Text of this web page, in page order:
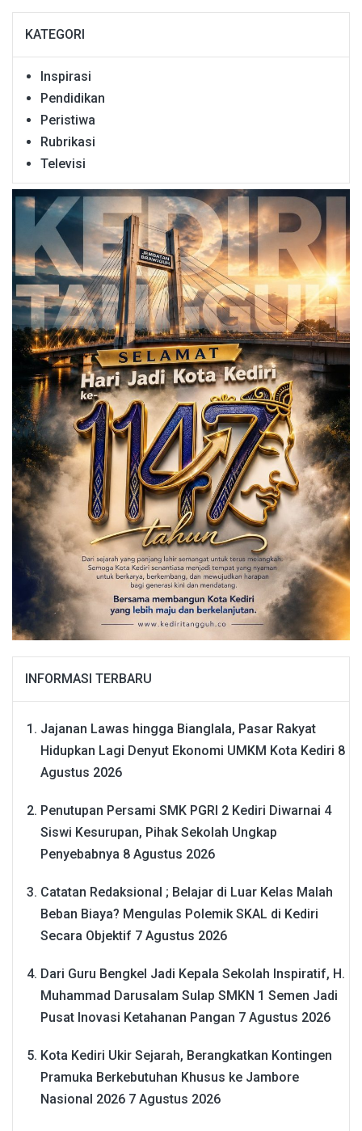
KATEGORI
Inspirasi
Pendidikan
Peristiwa
Rubrikasi
Televisi
INFORMASI TERBARU
Jajanan Lawas hingga Bianglala, Pasar Rakyat
Hidupkan Lagi Denyut Ekonomi UMKM Kota Kediri 8
Agustus 2026
Penutupan Persami SMK PGRI 2 Kediri Diwarnai 4
Siswi Kesurupan, Pihak Sekolah Ungkap
Penyebabnya 8 Agustus 2026
Catatan Redaksional ; Belajar di Luar Kelas Malah
Beban Biaya? Mengulas Polemik SKAL di Kediri
Secara Objektif 7 Agustus 2026
Dari Guru Bengkel Jadi Kepala Sekolah Inspiratif, H.
Muhammad Darusalam Sulap SMKN 1 Semen Jadi
Pusat Inovasi Ketahanan Pangan 7 Agustus 2026
Kota Kediri Ukir Sejarah, Berangkatkan Kontingen
Pramuka Berkebutuhan Khusus ke Jambore
Nasional 2026 7 Agustus 2026